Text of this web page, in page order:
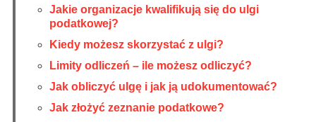
Jakie organizacje kwalifikują się do ulgi
podatkowej?
Kiedy możesz skorzystać z ulgi?
Limity odliczeń – ile możesz odliczyć?
Jak obliczyć ulgę i jak ją udokumentować?
Jak złożyć zeznanie podatkowe?